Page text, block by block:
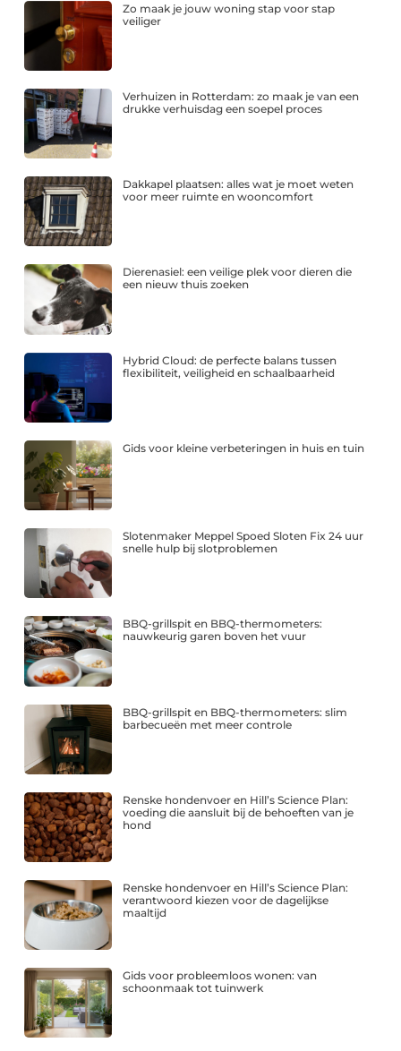
Zo maak je jouw woning stap voor stap
veiliger
Verhuizen in Rotterdam: zo maak je van een
drukke verhuisdag een soepel proces
Dakkapel plaatsen: alles wat je moet weten
voor meer ruimte en wooncomfort
Dierenasiel: een veilige plek voor dieren die
een nieuw thuis zoeken
Hybrid Cloud: de perfecte balans tussen
flexibiliteit, veiligheid en schaalbaarheid
Gids voor kleine verbeteringen in huis en tuin
Slotenmaker Meppel Spoed Sloten Fix 24 uur
snelle hulp bij slotproblemen
BBQ-grillspit en BBQ-thermometers:
nauwkeurig garen boven het vuur
BBQ-grillspit en BBQ-thermometers: slim
barbecueën met meer controle
Renske hondenvoer en Hill’s Science Plan:
voeding die aansluit bij de behoeften van je
hond
Renske hondenvoer en Hill’s Science Plan:
verantwoord kiezen voor de dagelijkse
maaltijd
Gids voor probleemloos wonen: van
schoonmaak tot tuinwerk